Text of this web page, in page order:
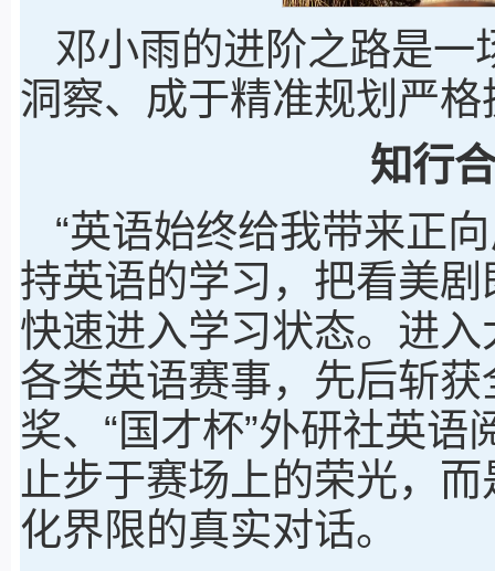
邓小雨的进阶之路是
洞察、成于精准规划严
知行
“英语始终给我带来正
持英语的学习，把看美
快速进入学习状态。进
各类英语赛事，先后斩
奖、“国才杯”外研社英
止步于赛场上的荣光，
化界限的真实对话。